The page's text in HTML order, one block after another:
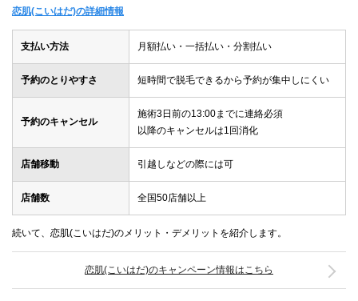
恋肌(こいはだ)の詳細情報
支払い方法 月額払い・一括払い・分割払い
予約のとりやすさ 短時間で脱毛できるから予約が集中しにくい
予約のキャンセル
施術3日前の13:00までに連絡必須
以降のキャンセルは1回消化
店舗移動 引越しなどの際には可
店舗数 全国50店舗以上
続いて、恋肌(こいはだ)のメリット・デメリットを紹介します。
恋肌(こいはだ)のキャンペーン情報はこちら